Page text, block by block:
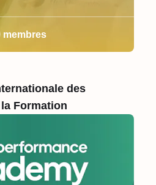
membres
des
Formation